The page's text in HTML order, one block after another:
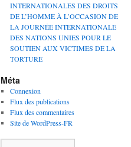
INTERNATIONALES DES DROITS
DE L’HOMME À L’OCCASION DE
LA JOURNÉE INTERNATIONALE
DES NATIONS UNIES POUR LE
SOUTIEN AUX VICTIMES DE LA
TORTURE
Méta
Connexion
Flux des publications
Flux des commentaires
Site de WordPress-FR